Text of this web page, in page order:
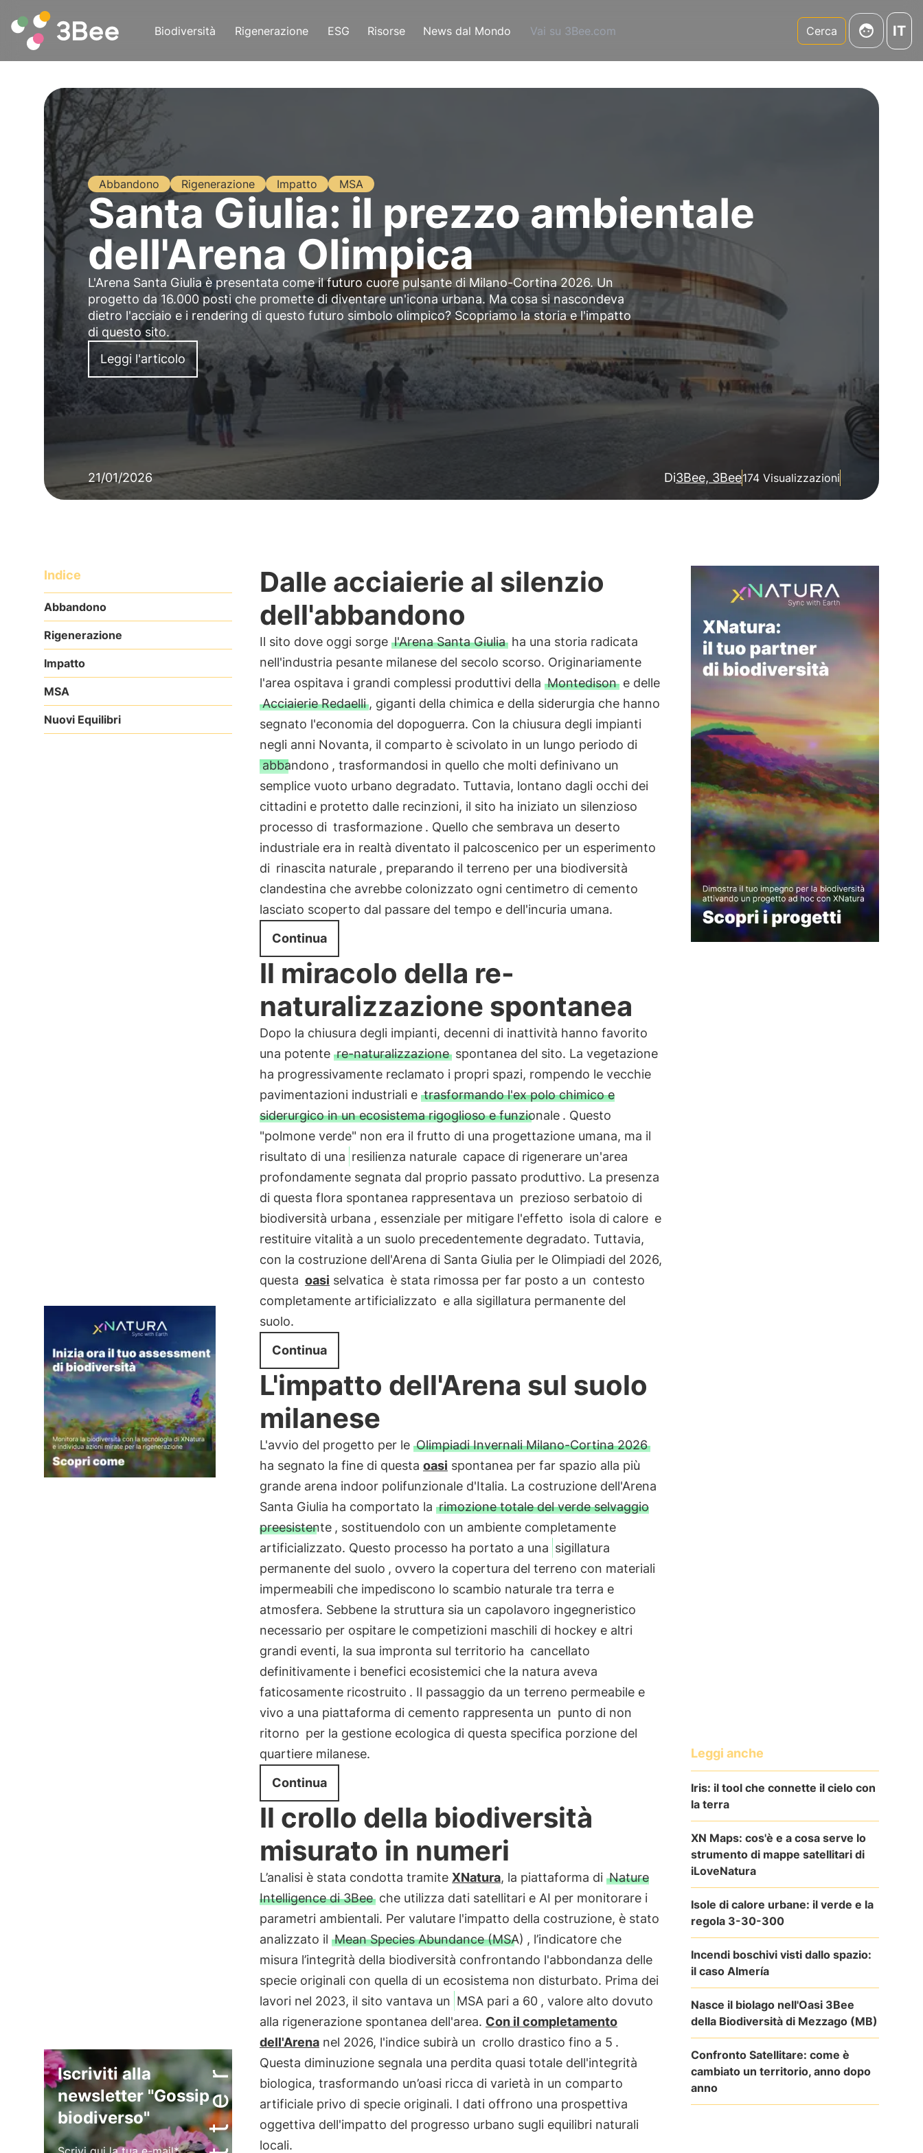
Biodiversità Rigenerazione ESG Risorse News dal Mondo Vai su 3Bee.com Cerca IT
Abbandono Rigenerazione Impatto MSA
Santa Giulia: il prezzo ambientale
dell'Arena Olimpica
L'Arena Santa Giulia è presentata come il futuro cuore pulsante di Milano-Cortina 2026. Un
progetto da 16.000 posti che promette di diventare un'icona urbana. Ma cosa si nascondeva
dietro l'acciaio e i rendering di questo futuro simbolo olimpico? Scopriamo la storia e l'impatto
di questo sito.
Leggi l'articolo
21/01/2026 Di3Bee, 3Bee174 Visualizzazioni
Indice
Abbandono
Rigenerazione
Impatto
MSA
Nuovi Equilibri
Iscriviti alla
newsletter "Gossip
biodiverso"
Dalle acciaierie al silenzio
dell'abbandono
Il sito dove oggi sorge l'Arena Santa Giuliaha una storia radicata
nell'industria pesante milanese del secolo scorso. Originariamente
l'area ospitava i grandi complessi produttivi della Montedisone delle
Acciaierie Redaelli, giganti della chimica e della siderurgia che hanno
segnato l'economia del dopoguerra. Con la chiusura degli impianti
negli anni Novanta, il comparto è scivolato in un lungo periodo di
abbandono , trasformandosi in quello che molti definivano un
semplice vuoto urbano degradato. Tuttavia, lontano dagli occhi dei
cittadini e protetto dalle recinzioni, il sito ha iniziato un silenzioso
processo di trasformazione . Quello che sembrava un deserto
industriale era in realtà diventato il palcoscenico per un esperimento
di rinascita naturale , preparando il terreno per una biodiversità
clandestina che avrebbe colonizzato ogni centimetro di cemento
lasciato scoperto dal passare del tempo e dell'incuria umana.
Continua
Il miracolo della re-
naturalizzazione spontanea
Dopo la chiusura degli impianti, decenni di inattività hanno favorito
una potente re-naturalizzazionespontanea del sito. La vegetazione
ha progressivamente reclamato i propri spazi, rompendo le vecchie
pavimentazioni industriali e trasformando l'ex polo chimico e
siderurgico in un ecosistema rigoglioso e funzionale . Questo
"polmone verde" non era il frutto di una progettazione umana, ma il
risultato di una resilienza naturale capace di rigenerare un'area
profondamente segnata dal proprio passato produttivo. La presenza
di questa flora spontanea rappresentava un prezioso serbatoio di
biodiversità urbana , essenziale per mitigare l'effetto isola di calore e
restituire vitalità a un suolo precedentemente degradato. Tuttavia,
con la costruzione dell'Arena di Santa Giulia per le Olimpiadi del 2026,
questa oasi selvatica è stata rimossa per far posto a un contesto
completamente artificializzato e alla sigillatura permanente del
suolo.
Continua
L'impatto dell'Arena sul suolo
milanese
L'avvio del progetto per le Olimpiadi Invernali Milano-Cortina 2026
ha segnato la fine di questa oasi spontanea per far spazio alla più
grande arena indoor polifunzionale d'Italia. La costruzione dell'Arena
Santa Giulia ha comportato la rimozione totale del verde selvaggio
preesistente , sostituendolo con un ambiente completamente
artificializzato. Questo processo ha portato a una sigillatura
permanente del suolo , ovvero la copertura del terreno con materiali
impermeabili che impediscono lo scambio naturale tra terra e
atmosfera. Sebbene la struttura sia un capolavoro ingegneristico
necessario per ospitare le competizioni maschili di hockey e altri
grandi eventi, la sua impronta sul territorio ha cancellato
definitivamente i benefici ecosistemici che la natura aveva
faticosamente ricostruito . Il passaggio da un terreno permeabile e
vivo a una piattaforma di cemento rappresenta un punto di non
ritorno per la gestione ecologica di questa specifica porzione del
quartiere milanese.
Continua
Il crollo della biodiversità
misurato in numeri
L’analisi è stata condotta tramite XNatura, la piattaforma di Nature
Intelligence di 3Beeche utilizza dati satellitari e AI per monitorare i
parametri ambientali. Per valutare l'impatto della costruzione, è stato
analizzato il Mean Species Abundance (MSA) , l’indicatore che
misura l’integrità della biodiversità confrontando l'abbondanza delle
specie originali con quella di un ecosistema non disturbato. Prima dei
lavori nel 2023, il sito vantava un MSA pari a 60 , valore alto dovuto
alla rigenerazione spontanea dell'area. Con il completamento
dell'Arenanel 2026, l'indice subirà un crollo drastico fino a 5 .
Questa diminuzione segnala una perdita quasi totale dell'integrità
biologica, trasformando un’oasi ricca di varietà in un comparto
artificiale privo di specie originali. I dati offrono una prospettiva
oggettiva dell'impatto del progresso urbano sugli equilibri naturali
locali.
Leggi anche
Iris: il tool che connette il cielo con
la terra
XN Maps: cos'è e a cosa serve lo
strumento di mappe satellitari di
iLoveNatura
Isole di calore urbane: il verde e la
regola 3-30-300
Incendi boschivi visti dallo spazio:
il caso Almería
Nasce il biolago nell'Oasi 3Bee
della Biodiversità di Mezzago (MB)
Confronto Satellitare: come è
cambiato un territorio, anno dopo
anno